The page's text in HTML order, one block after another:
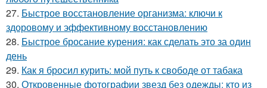
27. Быстрое восстановление организма: ключи к
здоровому и эффективному восстановлению
28. Быстрое бросание курения: как сделать это за один
день
29. Как я бросил курить: мой путь к свободе от табака
30. Откровенные фотографии звезд без одежды: кто из